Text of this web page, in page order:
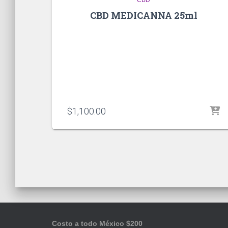
CBD MEDICANNA 25ml
$1,100.00
Costo a todo México $200